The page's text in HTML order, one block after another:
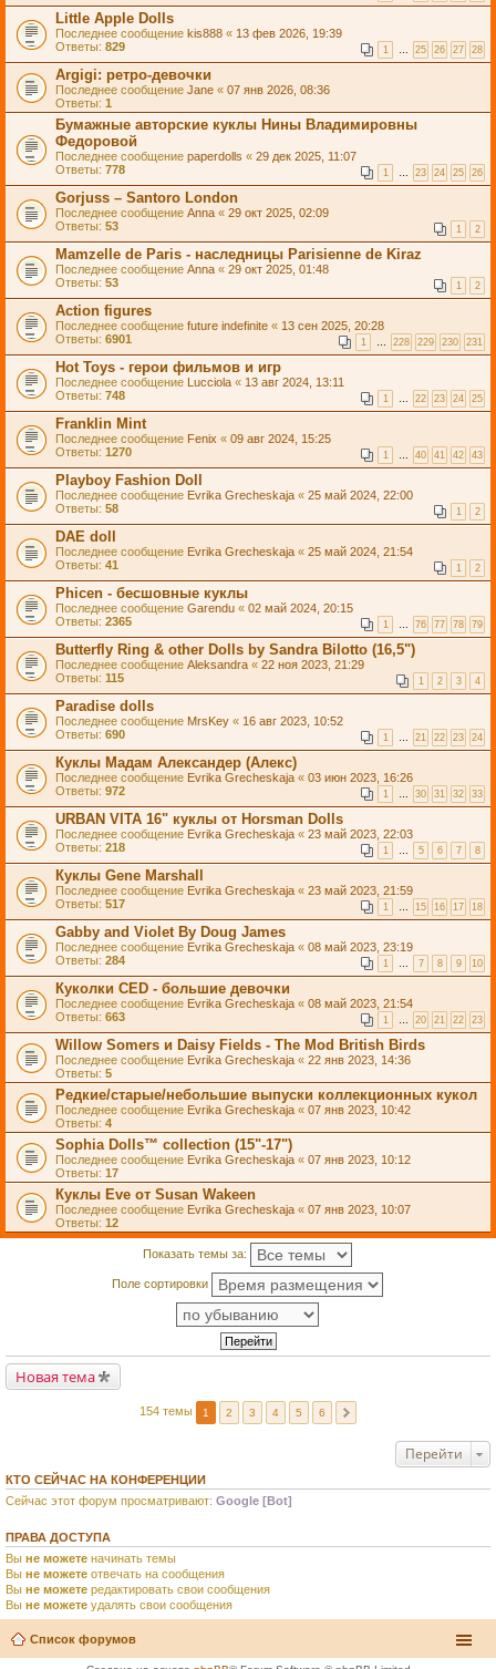
Little Apple Dolls
Последнее сообщение kis888 « 13 фев 2026, 19:39
Ответы: 829 1 … 25 26 27 28
Argigi: ретро-девочки
Последнее сообщение Jane « 07 янв 2026, 08:36
Ответы: 1
Бумажные авторские куклы Нины Владимировны
Федоровой
Последнее сообщение paperdolls « 29 дек 2025, 11:07
Ответы: 778 1 … 23 24 25 26
Gorjuss – Santoro London
Последнее сообщение Anna « 29 окт 2025, 02:09
Ответы: 53 1 2
Mamzelle de Paris - наследницы Parisienne de Kiraz
Последнее сообщение Anna « 29 окт 2025, 01:48
Ответы: 53 1 2
Action figures
Последнее сообщение future indefinite « 13 сен 2025, 20:28
Ответы: 6901 1 … 228 229 230 231
Hot Toys - герои фильмов и игр
Последнее сообщение Lucciola « 13 авг 2024, 13:11
Ответы: 748 1 … 22 23 24 25
Franklin Mint
Последнее сообщение Fenix « 09 авг 2024, 15:25
Ответы: 1270 1 … 40 41 42 43
Playboy Fashion Doll
Последнее сообщение Evrika Grecheskaja « 25 май 2024, 22:00
Ответы: 58 1 2
DAE doll
Последнее сообщение Evrika Grecheskaja « 25 май 2024, 21:54
Ответы: 41 1 2
Phicen - бесшовные куклы
Последнее сообщение Garendu « 02 май 2024, 20:15
Ответы: 2365 1 … 76 77 78 79
Butterfly Ring & other Dolls by Sandra Bilotto (16,5")
Последнее сообщение Aleksandra « 22 ноя 2023, 21:29
Ответы: 115 1 2 3 4
Paradise dolls
Последнее сообщение MrsKey « 16 авг 2023, 10:52
Ответы: 690 1 … 21 22 23 24
Куклы Мадам Александер (Алекс)
Последнее сообщение Evrika Grecheskaja « 03 июн 2023, 16:26
Ответы: 972 1 … 30 31 32 33
URBAN VITA 16" куклы от Horsman Dolls
Последнее сообщение Evrika Grecheskaja « 23 май 2023, 22:03
Ответы: 218 1 … 5 6 7 8
Куклы Gene Marshall
Последнее сообщение Evrika Grecheskaja « 23 май 2023, 21:59
Ответы: 517 1 … 15 16 17 18
Gabby and Violet By Doug James
Последнее сообщение Evrika Grecheskaja « 08 май 2023, 23:19
Ответы: 284 1 … 7 8 9 10
Куколки CED - большие девочки
Последнее сообщение Evrika Grecheskaja « 08 май 2023, 21:54
Ответы: 663 1 … 20 21 22 23
Willow Somers и Daisy Fields - The Mod British Birds
Последнее сообщение Evrika Grecheskaja « 22 янв 2023, 14:36
Ответы: 5
Редкие/старые/небольшие выпуски коллекционных кукол
Последнее сообщение Evrika Grecheskaja « 07 янв 2023, 10:42
Ответы: 4
Sophia Dolls™ collection (15"-17")
Последнее сообщение Evrika Grecheskaja « 07 янв 2023, 10:12
Ответы: 17
Куклы Eve от Susan Wakeen
Последнее сообщение Evrika Grecheskaja « 07 янв 2023, 10:07
Ответы: 12
Показать темы за:
Поле сортировки
Новая тема
154 темы 1 2 3 4 5 6
Перейти
КТО СЕЙЧАС НА КОНФЕРЕНЦИИ
Сейчас этот форум просматривают: Google [Bot]
ПРАВА ДОСТУПА
Вы не можете начинать темы
Вы не можете отвечать на сообщения
Вы не можете редактировать свои сообщения
Вы не можете удалять свои сообщения
Список форумов